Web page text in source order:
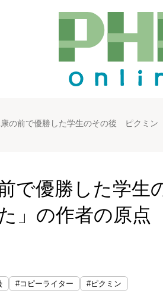
の前で優勝した学生のその後 ピクミン
で優勝した学
」の作者の原点
#コピーライター #ピクミン